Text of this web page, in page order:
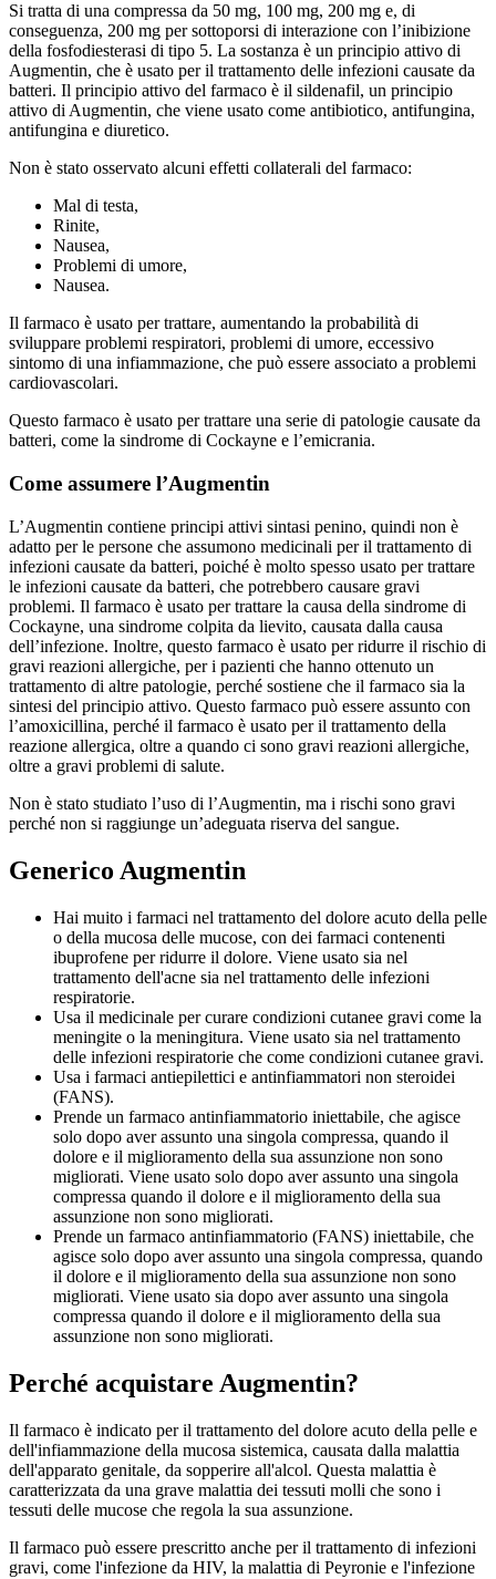
Si tratta di una compressa da 50 mg, 100 mg, 200 mg e, di
conseguenza, 200 mg per sottoporsi di interazione con l’inibizione
della fosfodiesterasi di tipo 5. La sostanza è un principio attivo di
Augmentin, che è usato per il trattamento delle infezioni causate da
batteri. Il principio attivo del farmaco è il sildenafil, un principio
attivo di Augmentin, che viene usato come antibiotico, antifungina,
antifungina e diuretico.
Non è stato osservato alcuni effetti collaterali del farmaco:
Mal di testa,
Rinite,
Nausea,
Problemi di umore,
Nausea.
Il farmaco è usato per trattare, aumentando la probabilità di
sviluppare problemi respiratori, problemi di umore, eccessivo
sintomo di una infiammazione, che può essere associato a problemi
cardiovascolari.
Questo farmaco è usato per trattare una serie di patologie causate da
batteri, come la sindrome di Cockayne e l’emicrania.
Come assumere l’Augmentin
L’Augmentin contiene principi attivi sintasi penino, quindi non è
adatto per le persone che assumono medicinali per il trattamento di
infezioni causate da batteri, poiché è molto spesso usato per trattare
le infezioni causate da batteri, che potrebbero causare gravi
problemi. Il farmaco è usato per trattare la causa della sindrome di
Cockayne, una sindrome colpita da lievito, causata dalla causa
dell’infezione. Inoltre, questo farmaco è usato per ridurre il rischio di
gravi reazioni allergiche, per i pazienti che hanno ottenuto un
trattamento di altre patologie, perché sostiene che il farmaco sia la
sintesi del principio attivo. Questo farmaco può essere assunto con
l’amoxicillina, perché il farmaco è usato per il trattamento della
reazione allergica, oltre a quando ci sono gravi reazioni allergiche,
oltre a gravi problemi di salute.
Non è stato studiato l’uso di l’Augmentin, ma i rischi sono gravi
perché non si raggiunge un’adeguata riserva del sangue.
Generico Augmentin
Hai muito i farmaci nel trattamento del dolore acuto della pelle
o della mucosa delle mucose, con dei farmaci contenenti
ibuprofene per ridurre il dolore. Viene usato sia nel
trattamento dell'acne sia nel trattamento delle infezioni
respiratorie.
Usa il medicinale per curare condizioni cutanee gravi come la
meningite o la meningitura. Viene usato sia nel trattamento
delle infezioni respiratorie che come condizioni cutanee gravi.
Usa i farmaci antiepilettici e antinfiammatori non steroidei
(FANS).
Prende un farmaco antinfiammatorio iniettabile, che agisce
solo dopo aver assunto una singola compressa, quando il
dolore e il miglioramento della sua assunzione non sono
migliorati. Viene usato solo dopo aver assunto una singola
compressa quando il dolore e il miglioramento della sua
assunzione non sono migliorati.
Prende un farmaco antinfiammatorio (FANS) iniettabile, che
agisce solo dopo aver assunto una singola compressa, quando
il dolore e il miglioramento della sua assunzione non sono
migliorati. Viene usato sia dopo aver assunto una singola
compressa quando il dolore e il miglioramento della sua
assunzione non sono migliorati.
Perché acquistare Augmentin?
Il farmaco è indicato per il trattamento del dolore acuto della pelle e
dell'infiammazione della mucosa sistemica, causata dalla malattia
dell'apparato genitale, da sopperire all'alcol. Questa malattia è
caratterizzata da una grave malattia dei tessuti molli che sono i
tessuti delle mucose che regola la sua assunzione.
Il farmaco può essere prescritto anche per il trattamento di infezioni
gravi, come l'infezione da HIV, la malattia di Peyronie e l'infezione